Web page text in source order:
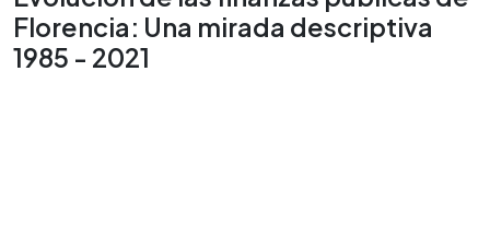
Florencia: Una mirada descriptiva
1985 - 2021